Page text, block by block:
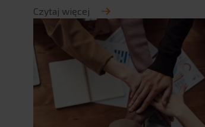
Czytaj więcej